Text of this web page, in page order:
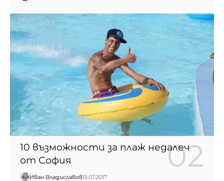
10 възможности за плаж недалеч
от София
Иван Владиславов15.07.2017